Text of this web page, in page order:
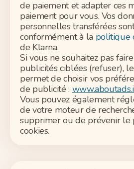
de paiement et adapter ces
paiement pour vous. Vos
personnelles transférées
conformément à la politique
de Klarna.
Si vous ne souhaitez pas
publicités ciblées (refuser),
permet de choisir vos
de publicité :
Vous pouvez également
de votre moteur de
supprimer ou de prévenir le
cookies.